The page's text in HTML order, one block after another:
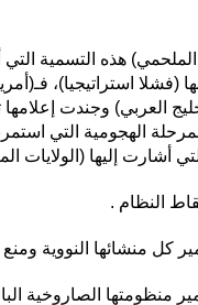
هذه التسمية
(فشلا استراتيجيا)،
العربي) وجندت
الهجومية التي
أشارت إليها
النظام .
كل منشائها النووية
منظومتها الصاروخية